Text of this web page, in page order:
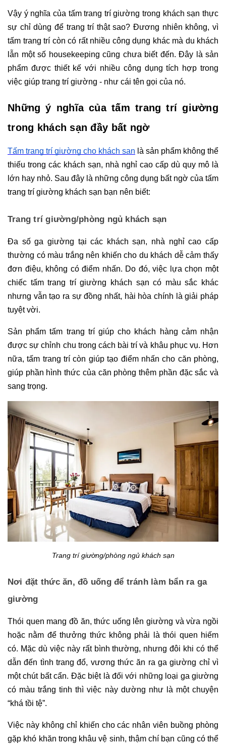
Vậy ý nghĩa của tấm trang trí giường trong khách sạn thực
sự chỉ dùng để trang trí thật sao? Đương nhiên không, vì
tấm trang trí còn có rất nhiều công dụng khác mà du khách
lẫn một số housekeeping cũng chưa biết đến. Đây là sản
phẩm được thiết kế với nhiều công dụng tích hợp trong
việc giúp trang trí giường - như cái tên gọi của nó.
Những ý nghĩa của tấm trang trí giường
trong khách sạn đầy bất ngờ
Tấm trang trí giường cho khách sạn là sản phẩm không thể
thiếu trong các khách sạn, nhà nghỉ cao cấp dù quy mô là
lớn hay nhỏ. Sau đây là những công dụng bất ngờ của tấm
trang trí giường khách sạn bạn nên biết:
Trang trí giường/phòng ngủ khách sạn
Đa số ga giường tại các khách sạn, nhà nghỉ cao cấp
thường có màu trắng nên khiến cho du khách dễ cảm thấy
đơn điệu, không có điểm nhấn. Do đó, việc lựa chọn một
chiếc tấm trang trí giường khách sạn có màu sắc khác
nhưng vẫn tạo ra sự đồng nhất, hài hòa chính là giải pháp
tuyệt vời.
Sản phẩm tấm trang trí giúp cho khách hàng cảm nhận
được sự chỉnh chu trong cách bài trí và khâu phục vụ. Hơn
nữa, tấm trang trí còn giúp tạo điểm nhấn cho căn phòng,
giúp phần hình thức của căn phòng thêm phần đặc sắc và
sang trọng.
Trang trí giường/phòng ngủ khách sạn
Nơi đặt thức ăn, đồ uống để tránh làm bẩn ra ga
giường
Thói quen mang đồ ăn, thức uống lên giường và vừa ngồi
hoặc nằm để thưởng thức không phải là thói quen hiếm
có. Mặc dù việc này rất bình thường, nhưng đôi khi có thể
dẫn đến tình trang đổ, vương thức ăn ra ga giường chỉ vì
một chút bất cẩn. Đặc biệt là đối với những loại ga giường
có màu trắng tinh thì việc này dường như là một chuyện
“khá tồi tệ”.
Việc này không chỉ khiến cho các nhân viên buồng phòng
gặp khó khăn trong khâu vệ sinh, thậm chí bạn cũng có thể